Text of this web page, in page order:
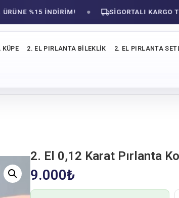
%15 İNDİRİM! SIGORTALI KARGO
2. EL PIRLANTA BILEKLIK 2. EL PIRLANTA
2. El 0,12 Karat Pırlanta
9.000₺